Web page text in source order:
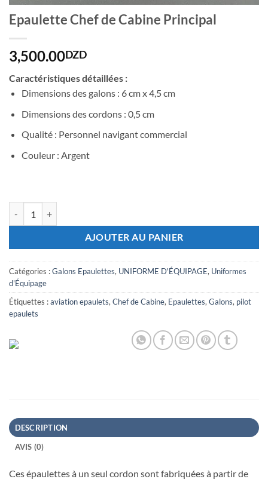
Epaulette Chef de Cabine Principal
3,500.00DZD
Caractéristiques détaillées :
Dimensions des galons : 6 cm x 4,5 cm
Dimensions des cordons : 0,5 cm
Qualité : Personnel navigant commercial
Couleur : Argent
AJOUTER AU PANIER
Catégories :Galons Epaulettes, UNIFORME D'ÉQUIPAGE, Uniformes
d'Équipage
Étiquettes :aviation epaulets,Chef de Cabine, Epaulettes,Galons, pilot
epaulets
DESCRIPTION
AVIS (0)
Ces épaulettes à un seul cordon sont fabriquées à partir de